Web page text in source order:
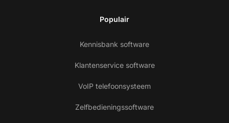
Populair
Kennisbank software
Klantenservice software
VoIP telefoonsysteem
Zelfbedieningssoftware